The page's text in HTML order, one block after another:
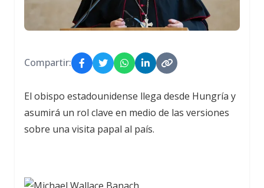
Compartir:
El obispo estadounidense llega desde Hungría y
asumirá un rol clave en medio de las versiones
sobre una visita papal al país.